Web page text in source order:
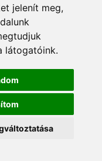
jelenít meg,
látogatóink.